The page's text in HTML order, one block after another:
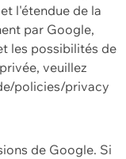
l'étendue de la
par Google,
les possibilités de
veuillez
policies/privacy
de Google. Si